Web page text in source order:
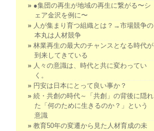
●集団の再生が地域の再生に繋がる〜シ
ェア金沢を例に〜
人が集まり育つ組織とは？→市場競争の
本丸は人材競争
林業再生の最大のチャンスとなる時代が
到来してきている
人々の意識は、時代と共に変わってい
く。
円安は日本にとって良い事か？
続・共創の時代～「共創」の背後に隠れ
た「何のために生きるのか？」という
意識
教育50年の変遷から見た人材育成の未